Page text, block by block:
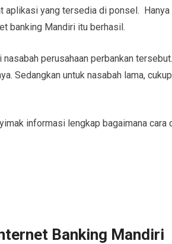
yang tersedia di ponsel. Hanya
banking Mandiri itu berhasil.
perusahaan perbankan
Sedangkan untuk nasabah lama,
informasi lengkap bagaimana cara
Banking Mandiri